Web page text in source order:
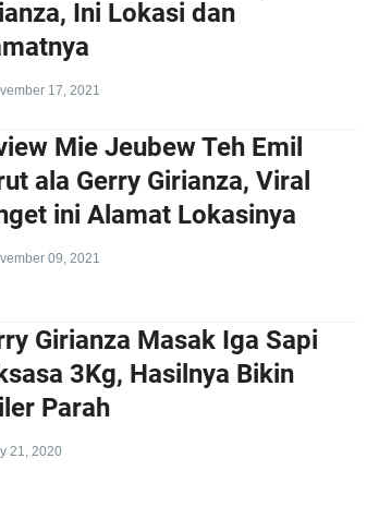
Ini Lokasi dan
17, 2021
Mie Jeubew Teh Emil
ala Gerry Girianza, Viral
ini Alamat Lokasinya
09, 2021
Girianza Masak Iga Sapi
3Kg, Hasilnya Bikin
Parah
21, 2020